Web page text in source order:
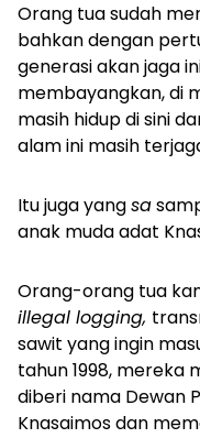
Orang tua sudah
bahkan dengan
generasi akan jaga
membayangkan, di
masih hidup di sini
alam ini masih
Itu juga yangsa
anak muda adat
Orang-orang tua
illegal logging,
sawit yang ingin
tahun 1998,
diberi nama Dewan
Knasaimos dan